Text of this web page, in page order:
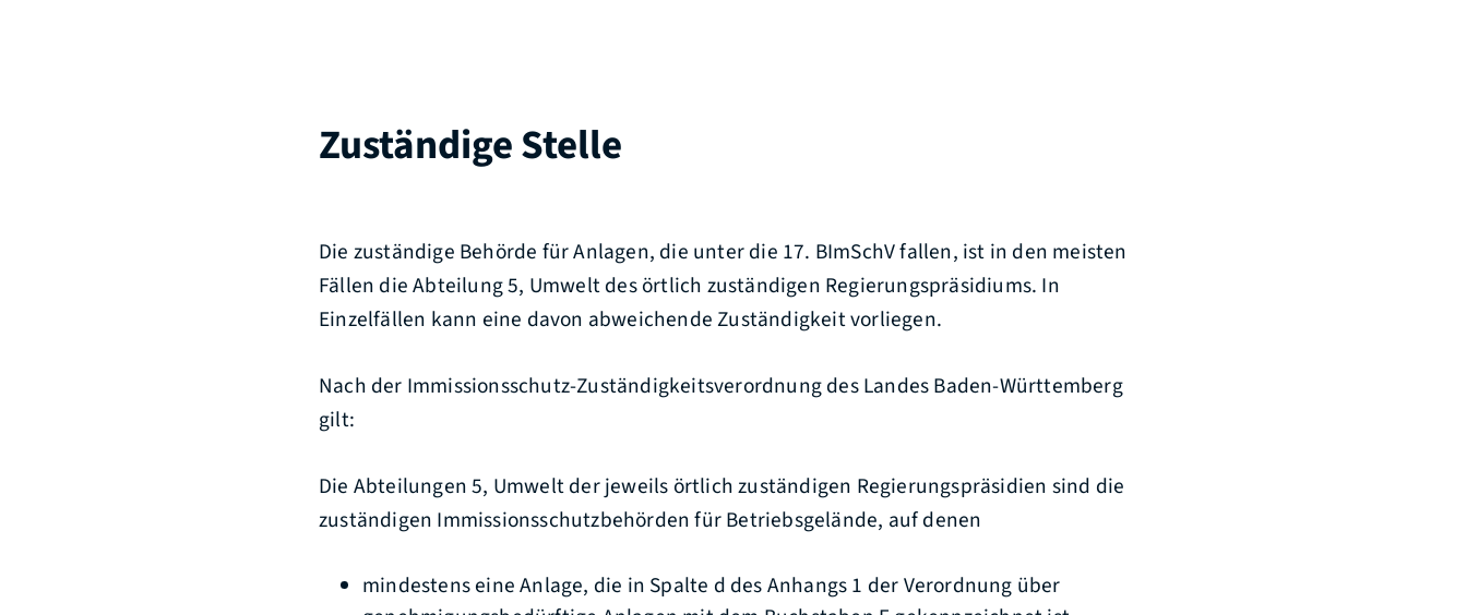
Zuständige Stelle
Die zuständige Behörde für Anlagen, die unter die 17. BImSchV fallen, ist in den meisten
Fällen die Abteilung 5, Umwelt des örtlich zuständigen Regierungspräsidiums. In
Einzelfällen kann eine davon abweichende Zuständigkeit vorliegen.
Nach der Immissionsschutz-Zuständigkeitsverordnung des Landes Baden-Württemberg
gilt:
Die Abteilungen 5, Umwelt der jeweils örtlich zuständigen Regierungspräsidien sind die
zuständigen Immissionsschutzbehörden für Betriebsgelände, auf denen
mindestens eine Anlage, die in Spalte d des Anhangs 1 der Verordnung über